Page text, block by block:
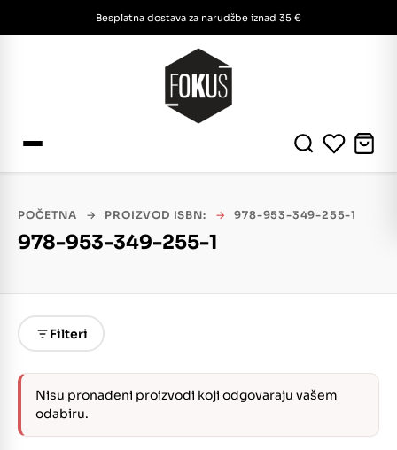
Besplatna dostava za narudžbe iznad 35 €
POČETNA → PROIZVOD ISBN: → 978-953-349-255-1
978-953-349-255-1
Filteri
Nisu pronađeni proizvodi koji odgovaraju vašem
odabiru.